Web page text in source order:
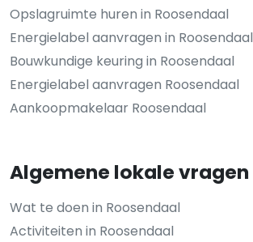
Opslagruimte huren in Roosendaal
Energielabel aanvragen in Roosendaal
Bouwkundige keuring in Roosendaal
Energielabel aanvragen Roosendaal
Aankoopmakelaar Roosendaal
Algemene lokale vragen
Wat te doen in Roosendaal
Activiteiten in Roosendaal